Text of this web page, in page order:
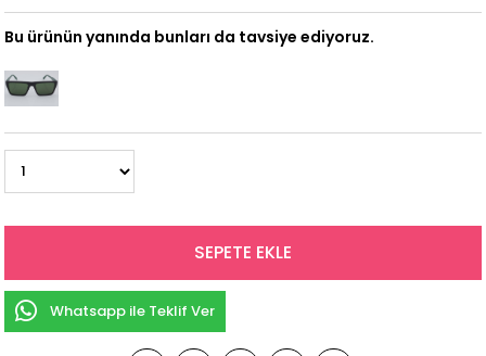
Bu ürünün yanında bunları da tavsiye ediyoruz.
Whatsapp ile Teklif Ver